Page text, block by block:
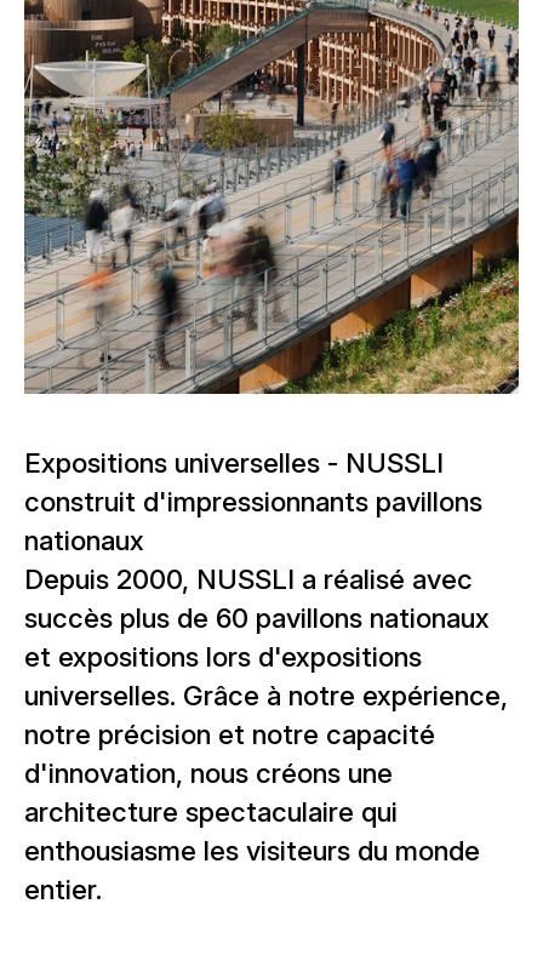
Expositions universelles - NUSSLI
construit d'impressionnants pavillons
nationaux
Depuis 2000, NUSSLI a réalisé avec
succès plus de 60 pavillons nationaux
et expositions lors d'expositions
universelles. Grâce à notre expérience,
notre précision et notre capacité
d'innovation, nous créons une
architecture spectaculaire qui
enthousiasme les visiteurs du monde
entier.